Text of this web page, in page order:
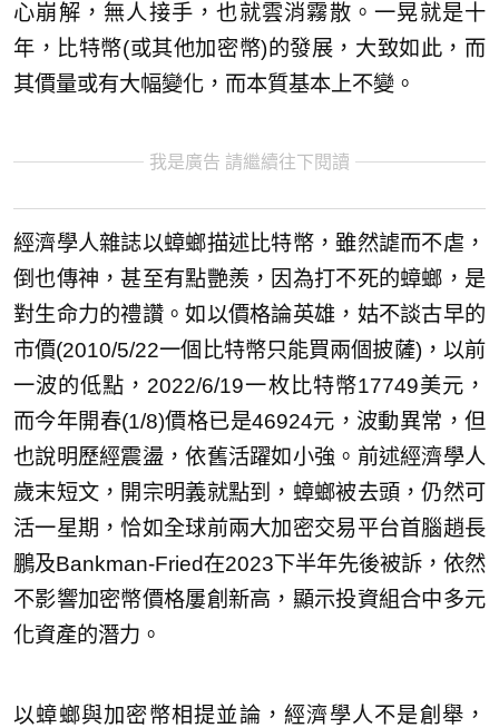
心崩解，無人接手，也就雲消霧散。一晃就是十
年，比特幣(或其他加密幣)的發展，大致如此，而
其價量或有大幅變化，而本質基本上不變。
我是廣告 請繼續往下閱讀
經濟學人雜誌以蟑螂描述比特幣，雖然謔而不虐，
倒也傳神，甚至有點艷羨，因為打不死的蟑螂，是
對生命力的禮讚。如以價格論英雄，姑不談古早的
市價(2010/5/22一個比特幣只能買兩個披薩)，以前
一波的低點，2022/6/19一枚比特幣17749美元，
而今年開春(1/8)價格已是46924元，波動異常，但
也說明歷經震盪，依舊活躍如小強。前述經濟學人
歲末短文，開宗明義就點到，蟑螂被去頭，仍然可
活一星期，恰如全球前兩大加密交易平台首腦趙長
鵬及Bankman-Fried在2023下半年先後被訴，依然
不影響加密幣價格屢創新高，顯示投資組合中多元
化資產的潛力。
以蟑螂與加密幣相提並論，經濟學人不是創舉，